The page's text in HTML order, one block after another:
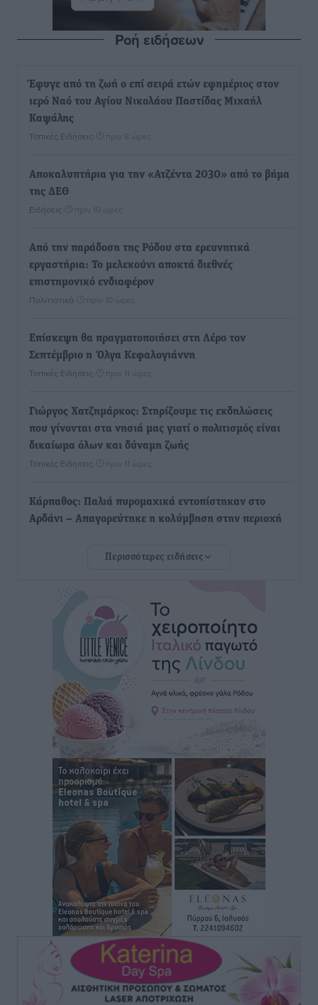
Ροή ειδήσεων
Έφυγε από τη ζωή ο επί σειρά ετών εφημέριος στον
ιερό Ναό του Αγίου Νικολάου Παστίδας Μιχαήλ
Καψάλης
Τοπικές Ειδήσεις πριν 8 ώρες
Αποκαλυπτήρια για την «Ατζέντα 2030» από το βήμα
της ΔΕΘ
Ειδήσεις πριν 10 ώρες
Από την παράδοση της Ρόδου στα ερευνητικά
εργαστήρια: Το μελεκούνι αποκτά διεθνές
επιστημονικό ενδιαφέρον
Πολιτιστικά πριν 10 ώρες
Επίσκεψη θα πραγματοποιήσει στη Λέρο τον
Σεπτέμβριο η Όλγα Κεφαλογιάννη
Τοπικές Ειδήσεις πριν 11 ώρες
Γιώργος Χατζημάρκος: Στηρίζουμε τις εκδηλώσεις
που γίνονται στα νησιά μας γιατί ο πολιτισμός είναι
δικαίωμα όλων και δύναμη ζωής
Τοπικές Ειδήσεις πριν 11 ώρες
Κάρπαθος: Παλιά πυρομαχικά εντοπίστηκαν στο
Αρδάνι – Απαγορεύτηκε η κολύμβηση στην περιοχή
εφησυχασμού» – Σε πλήρη ετοιμότητα ο μηχανισμός
πριν 13 ώρες
Καιρός: Επιμένουν οι υψηλές θερμοκρασίες – Ισχυρά
μελτέμια έως 9 μποφόρ, σε «Red Code» 6 περιοχές
Τοπικές Ειδήσεις πριν 13 ώρες
Τα φοιτητικά ενοίκια «τινάζουν στον αέρα» τους
οικογενειακούς προϋπολογισμούς
Ειδήσεις• πριν 13 ώρες
Δύο νέοι ξενώνες παραδόθηκαν στις Ένοπλες
Δυνάμεις στη νήσο Ρω
Τοπικές Ειδήσεις• πριν 14 ώρες
Συνεχίζεται η έξοδος του Αυγούστου – Πάνω από
34.000 αναχωρούν σήμερα μόνο από τον Πειραιά
Ειδήσεις• πριν 14 ώρες
Μόνιμες θέσεις στους παιδικούς σταθμούς: Οι
προϋποθέσεις, η 24μηνη εμπειρία και οι προθεσμίες
για τους δήμους
Τοπικές Ειδήσεις• πριν 14 ώρες
Περισσότερες ειδήσεις